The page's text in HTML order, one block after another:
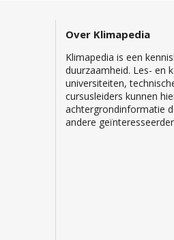
Over Klimapedia
Klimapedia is een
duurzaamheid. Les- en
universiteiten,
cursusleiders kunnen
achtergrondinformatie
andere